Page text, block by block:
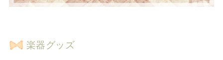
楽器グッズ